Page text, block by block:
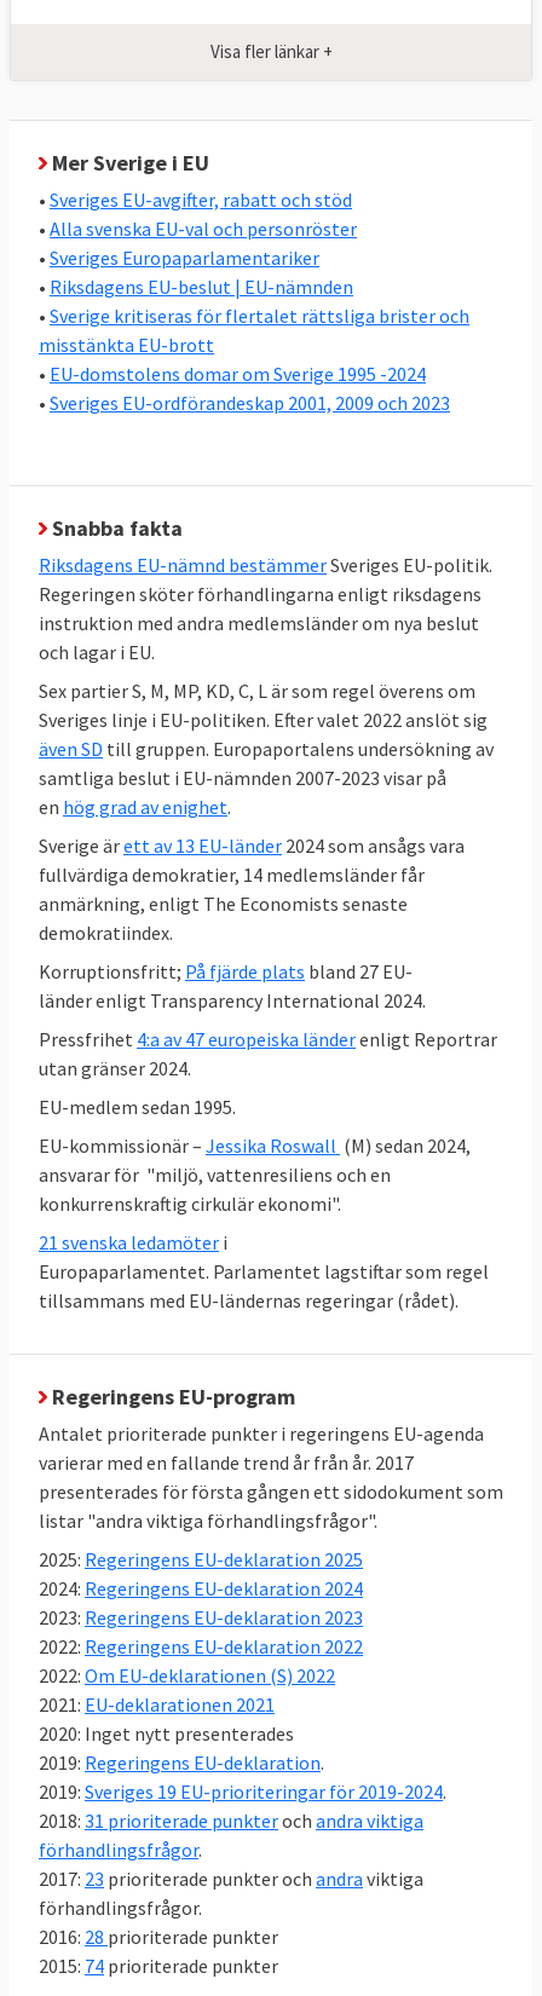
Sverige oavsett regering nästan alltid
Stor enighet i svensk EU-politik
Den ordinarie lagstiftningen i EU beslutas av
det folkvalda Europaparlamentet och EU-
ländernas regeringar i ministerrådet
tillsammans. I riksdagsvalet 2022 valde
svenska folket vilka partier som ska styra
svensk EU-politik i ministerrådet. Ordningen
är att riksdagens EU-nämnd, där alla partier
är representerade, bestämmer EU-politiken
En stor kartläggning av Europaportalen
enighet i EU-frågor hos en majoritet
avriksdagspartierna i Sverige. Under
regeringen Kristerssons första år var sex
partier S, M,C,KD,MP och L helt överens i 72
procent av samtliga 286 EU-frågor, stora
som små. För första gången var
Sverigedemokraterna det partiet utanför
regeringensom minst gick emot
EU-politik, vilket är en tydlig förändring mot
SD:s tidigare hållning.
Den höga graden av enighet står i kontrast
till mediabilden som ibland rapporterar om
stora konflikter och oenighet i EU-politiken.
Därmed inte sagt att det inte bråkas i
svensk EU-politik,se här.
lagar
Mellan 2014 och 2023 antog EU-ländernas
regeringar i ministerrådet 734 lagar. EU-
ländernas regeringar, var oavsett politisk
färg, nästan alltid överens om nya EU-lagar.
Sverige röstade nej 14 gånger – knappt 2
procent av lagarna. I nästan 98 procent av
omröstningarna i EU röstade Sverige, efter
beslut i riksdagens EU-nämnd, ja till nya EU-
lagar. Läsmer om undersökningen.
Visa fler länkar +
Mer Sverige i EU
• Sveriges EU-avgifter, rabatt och stöd
• Alla svenska EU-val och personröster
• Sveriges Europaparlamentariker
• Riksdagens EU-beslut | EU-nämnden
• Sverige kritiseras för flertalet rättsliga brister och
misstänkta EU-brott
• EU-domstolens domar om Sverige 1995 -2024
• Sveriges EU-ordförandeskap 2001, 2009 och 2023
Snabba fakta
Riksdagens EU-nämnd bestämmerSveriges EU-politik.
Regeringen sköter förhandlingarna enligt riksdagens
instruktion med andra medlemsländer om nya beslut
och lagar i EU.
Sex partier S, M, MP, KD, C, L är som regel överens om
Sveriges linje i EU-politiken. Efter valet 2022 anslöt sig
även SD till gruppen. Europaportalens undersökning av
samtliga beslut i EU-nämnden 2007-2023 visar på
en hög grad av enighet.
Sverige ärett av 13 EU-länder 2024 som ansågs vara
fullvärdiga demokratier, 14 medlemsländer får
anmärkning, enligt The Economists senaste
demokratiindex.
Korruptionsfritt; På fjärde plats bland 27 EU-
länder enligt Transparency International 2024.
Pressfrihet 4:a av 47 europeiska länderenligt Reportrar
utan gränser 2024.
EU-medlem sedan 1995.
EU-kommissionär – Jessika Roswall (M) sedan 2024,
ansvarar för "miljö, vattenresiliens och en
konkurrenskraftig cirkulär ekonomi".
21 svenska ledamöter i
Europaparlamentet. Parlamentet lagstiftar som regel
tillsammans med EU-ländernas regeringar (rådet).
Regeringens EU-program
Antalet prioriterade punkter i regeringens EU-agenda
varierar med en fallande trend år från år. 2017
presenterades för första gången ett sidodokument som
listar "andra viktiga förhandlingsfrågor".
2025: Regeringens EU-deklaration 2025
2024: Regeringens EU-deklaration 2024
2023: Regeringens EU-deklaration 2023
2022: Regeringens EU-deklaration 2022
2022: Om EU-deklarationen (S) 2022
2021: EU-deklarationen 2021
2020: Inget nytt presenterades
2019: Regeringens EU-deklaration.
2019: Sveriges 19 EU-prioriteringar för 2019-2024.
2018: 31 prioriterade punkteroch andra viktiga
förhandlingsfrågor.
2017: 23 prioriterade punkter och andra viktiga
förhandlingsfrågor.
2016: 28 prioriterade punkter
2015: 74 prioriterade punkter